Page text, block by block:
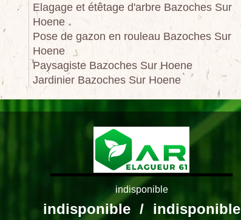
Elagage et étêtage d'arbre Bazoches Sur
Hoene
Pose de gazon en rouleau Bazoches Sur
Hoene
Paysagiste Bazoches Sur Hoene
Jardinier Bazoches Sur Hoene
indisponible
indisponible / indisponible